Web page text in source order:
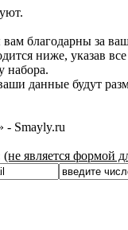
благодарны за
ниже, указав
набора.
данные будут
Smayly.ru
(не является формой